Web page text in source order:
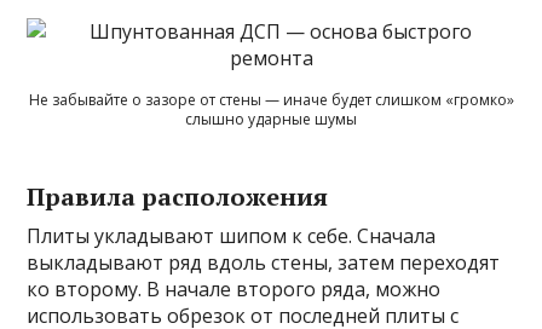
Не забывайте о зазоре от стены — иначе будет слишком «громко»
слышно ударные шумы
Правила расположения
Плиты укладывают шипом к себе. Сначала
выкладывают ряд вдоль стены, затем переходят
ко второму. В начале второго ряда, можно
использовать обрезок от последней плиты с